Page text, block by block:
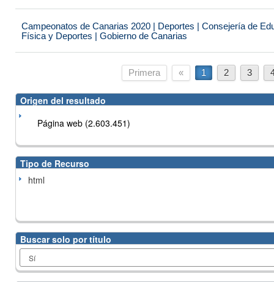
Campeonatos de Canarias 2020 | Deportes | Consejería de
Física y Deportes | Gobierno de Canarias
Primera « 1 2 3
Origen del resultado
Página web (2.603.451)
Tipo de Recurso
html
Buscar solo por título